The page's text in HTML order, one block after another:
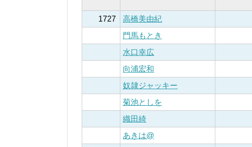
1727
高橋美由紀
門馬もとき
水口幸広
向浦宏和
奴隷ジャッキー
菊池としを
織田綺
あきは@